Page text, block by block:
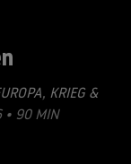
, KRIEG &
• 90 MIN